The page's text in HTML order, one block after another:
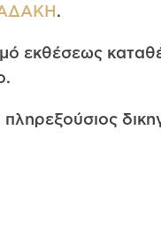
.
εκθέσεως